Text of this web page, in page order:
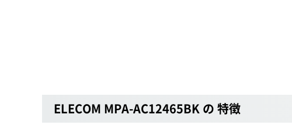
ELECOM MPA-AC12465BK の 特徴